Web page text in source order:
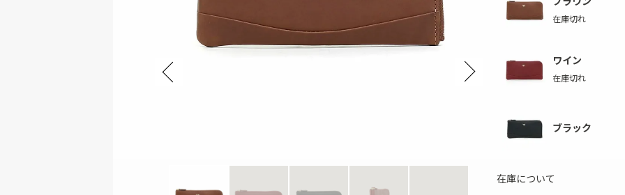
在庫切れ
ワイン
在庫切れ
ブラック
在庫について